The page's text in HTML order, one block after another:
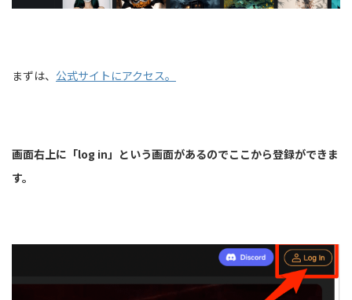
まずは、 公式サイトにアクセス。
画面右上に「log in」という画面があるのでここから登録ができま
す。